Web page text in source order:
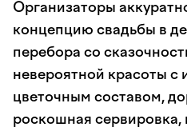
Организаторы
концепцию свадьбы в
перебора со
невероятной красоты с
цветочным составом,
роскошная сервировка,